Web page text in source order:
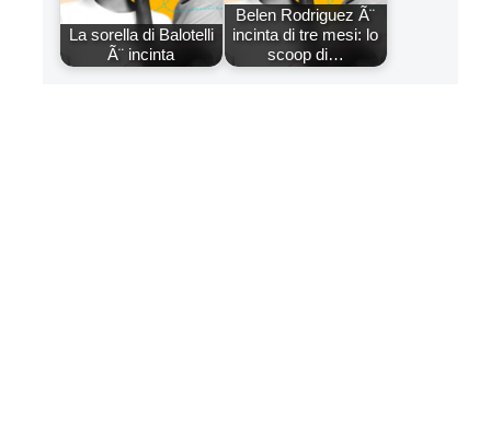
La sorella di Balotelli
Ã¨ incinta
Belen Rodriguez Ã¨
incinta di tre mesi: lo
scoop di…